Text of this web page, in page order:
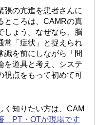
張の亢進を患者さんに
ところは、CAMRの真
しょう。なぜなら、脳
常「症状」と捉えられ
識を前にしながら「問
を道具と考え、システ
視点をもって初めて可
く知りたい方は、CAM
PT・OTが現場です